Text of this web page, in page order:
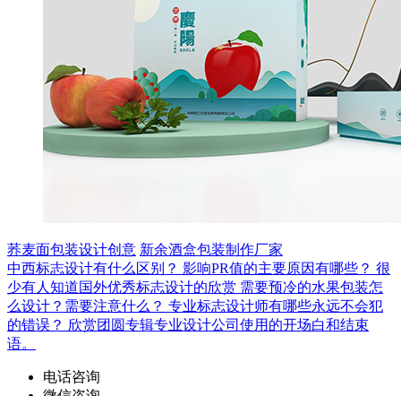
荞麦面包装设计创意 新余酒盒包装制作厂家
中西标志设计有什么区别？ 影响PR值的主要原因有哪些？ 很
少有人知道国外优秀标志设计的欣赏 需要预冷的水果包装怎
么设计？需要注意什么？ 专业标志设计师有哪些永远不会犯
的错误？ 欣赏团圆专辑专业设计公司使用的开场白和结束
语。
电话咨询